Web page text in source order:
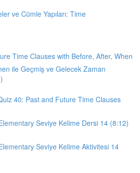
ve Cümle Yapıları: Time
Time Clauses with Before, After, When
ile Geçmiş ve Gelecek Zaman
40: Past and Future Time Clauses
Seviye Kelime Dersi 14 (8:12)
Seviye Kelime Aktivitesi 14